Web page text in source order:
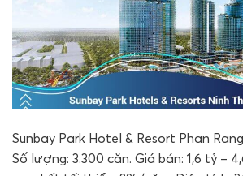
Sunbay Park Hotel & Resort Phan
Số lượng: 3.300 căn. Giá bán: 1,6 tỷ –